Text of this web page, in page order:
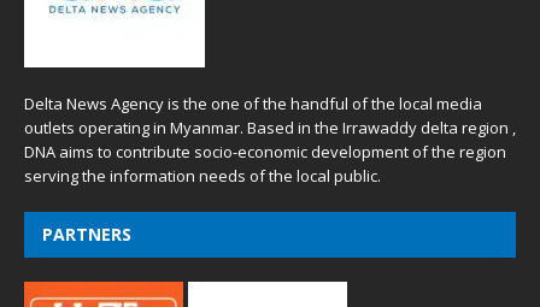
Delta News Agency is the one of the handful of the local media
outlets operating in Myanmar. Based in the Irrawaddy delta region ,
DNA aims to contribute socio-economic development of the region
serving the information needs of the local public.
PARTNERS